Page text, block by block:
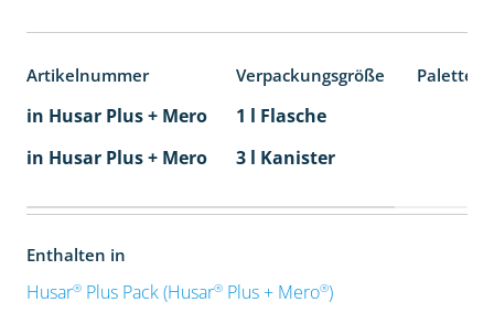
Artikelnummer Verpackungsgröße
in Husar Plus + Mero
1 l Flasche
in Husar Plus + Mero
3 l Kanister
Enthalten in
Husar®Plus Pack (Husar®Plus + Mero®)